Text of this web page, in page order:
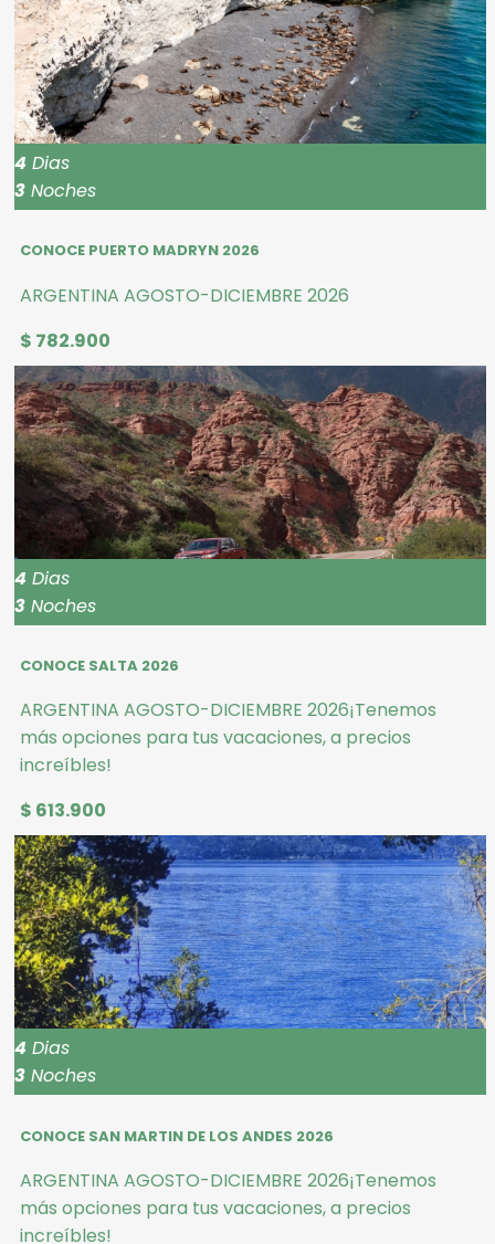
Dias
Noches
CONOCE PUERTO MADRYN 2026
ARGENTINA AGOSTO-DICIEMBRE 2026
$ 782.900
Dias
Noches
CONOCE SALTA 2026
ARGENTINA AGOSTO-DICIEMBRE 2026¡Tenemos
más opciones para tus vacaciones, a precios
increíbles!
$ 613.900
Dias
Noches
CONOCE SAN MARTIN DE LOS ANDES 2026
ARGENTINA AGOSTO-DICIEMBRE 2026¡Tenemos
más opciones para tus vacaciones, a precios
increíbles!